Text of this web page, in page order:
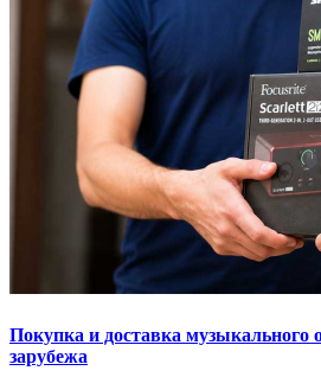
Покупка и доставка музыкального
зарубежа